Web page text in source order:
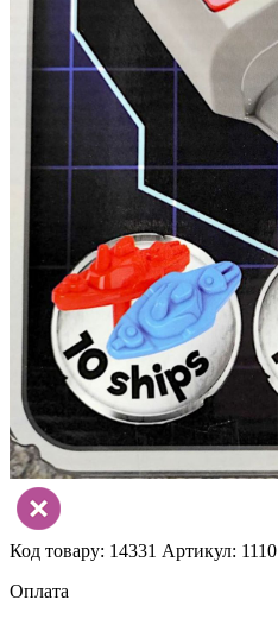
Код товару: 14331 Артикул: 1110
Оплата